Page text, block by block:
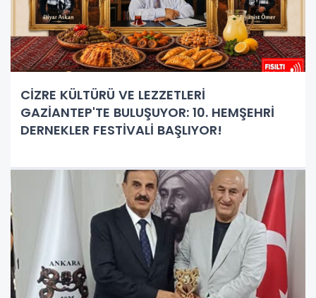
CİZRE KÜLTÜRÜ VE LEZZETLERİ
GAZİANTEP'TE BULUŞUYOR: 10. HEMŞEHRİ
DERNEKLER FESTİVALİ BAŞLIYOR!